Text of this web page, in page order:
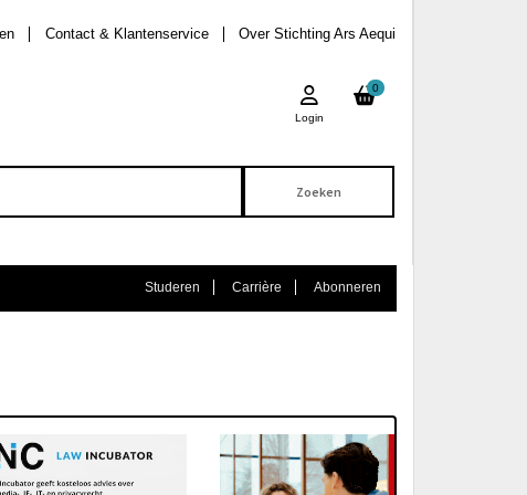
Over Stichting Ars Aequi
Contact & Klantenservice
0
Login
Studeren Carrière Abonneren